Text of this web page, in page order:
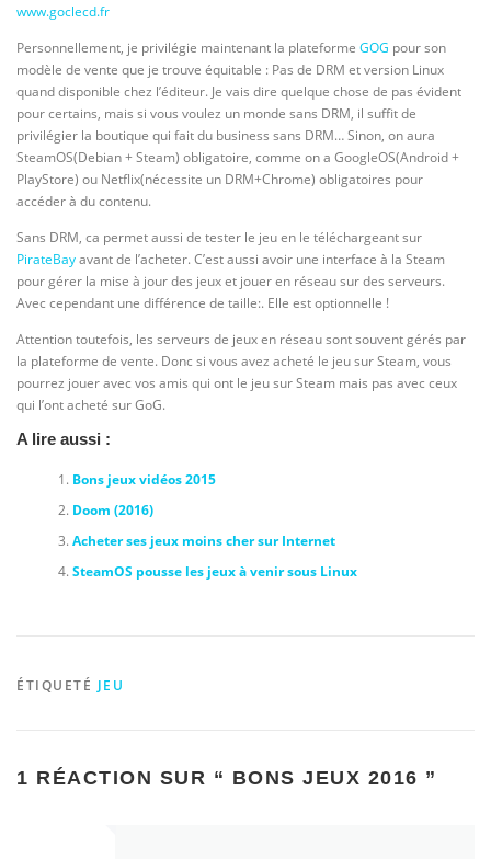
www.goclecd.fr
Personnellement, je privilégie maintenant la plateforme GOG pour son
modèle de vente que je trouve équitable : Pas de DRM et version Linux
quand disponible chez l’éditeur. Je vais dire quelque chose de pas évident
pour certains, mais si vous voulez un monde sans DRM, il suffit de
privilégier la boutique qui fait du business sans DRM… Sinon, on aura
SteamOS(Debian + Steam) obligatoire, comme on a GoogleOS(Android +
PlayStore) ou Netflix(nécessite un DRM+Chrome) obligatoires pour
accéder à du contenu.
Sans DRM, ca permet aussi de tester le jeu en le téléchargeant sur
PirateBayavant de l’acheter. C’est aussi avoir une interface à la Steam
pour gérer la mise à jour des jeux et jouer en réseau sur des serveurs.
Avec cependant une différence de taille:. Elle est optionnelle !
Attention toutefois, les serveurs de jeux en réseau sont souvent gérés par
la plateforme de vente. Donc si vous avez acheté le jeu sur Steam, vous
pourrez jouer avec vos amis qui ont le jeu sur Steam mais pas avec ceux
qui l’ont acheté sur GoG.
A lire aussi :
Bons jeux vidéos 2015
Doom (2016)
Acheter ses jeux moins cher sur Internet
SteamOS pousse les jeux à venir sous Linux
ÉTIQUETÉ JEU
1 RÉACTION SUR “ BONS JEUX 2016 ”